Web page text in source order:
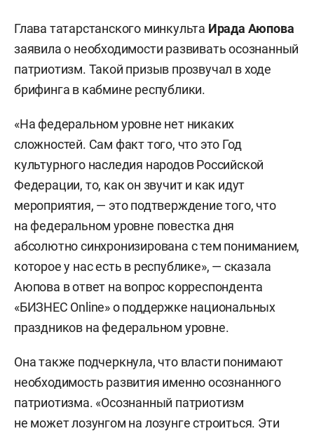
Глава татарстанского минкульта Ирада Аюпова
заявила о необходимости развивать осознанный
патриотизм. Такой призыв прозвучал в ходе
брифинга в кабмине республики.
«На федеральном уровне нет никаких
сложностей. Сам факт того, что это Год
культурного наследия народов Российской
Федерации, то, как он звучит и как идут
мероприятия, — это подтверждение того, что
на федеральном уровне повестка дня
абсолютно синхронизирована с тем пониманием,
которое у нас есть в республике», — сказала
Аюпова в ответ на вопрос корреспондента
«БИЗНЕС Online» о поддержке национальных
праздников на федеральном уровне.
Она также подчеркнула, что власти понимают
необходимость развития именно осознанного
патриотизма. «Осознанный патриотизм
не может лозунгом на лозунге строиться. Эти